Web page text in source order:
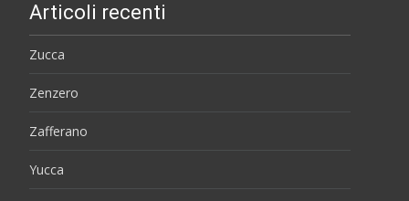
Articoli recenti
Zucca
Zenzero
Zafferano
Yucca